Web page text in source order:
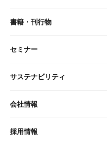
大和総研の強み
最新のレポート・コラム
研究員・コンサルタント ト
研究員
書籍・刊行物
書籍・刊行物 トップ
書籍
セミナー
セミナー トップ
現在受付中のセミナー・イ
サステナビリティ
サステナビリティの取り組み
次世代社会への貢献
会社情報
会社情報 トップ
採用情報